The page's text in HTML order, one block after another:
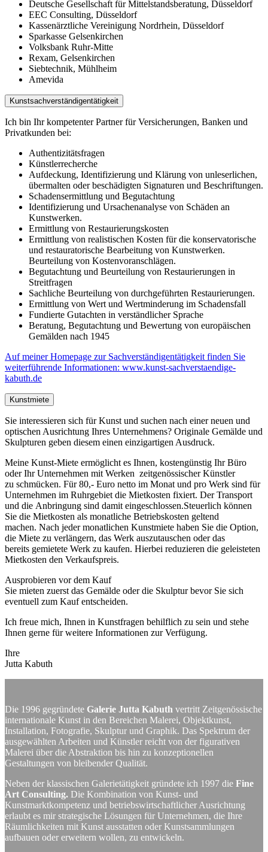
Deutsche Gesellschaft für Mittelstandsberatung, Düsseldorf
EEC Consulting, Düsseldorf
Kassenärztliche Vereinigung Nordrhein, Düsseldorf
Sparkasse Gelsenkirchen
Volksbank Ruhr-Mitte
Rexam, Gelsenkirchen
Siebtechnik, Mühlheim
Amevida
Kunstsachverständigentätigkeit
Ich bin Ihr kompetenter Partner für Versicherungen, Banken und
Privatkunden bei:
Authentizitätsfragen
Künstlerrecherche
Aufdeckung, Identifizierung und Klärung von unleserlichen,
übermalten oder beschädigten Signaturen und Beschriftungen.
Schadensermittlung und Begutachtung
Identifizierung und Ursachenanalyse von Schäden an
Kunstwerken.
Ermittlung von Restaurierungskosten
Ermittlung von realistischen Kosten für die konservatorische
und restauratorische Bearbeitung von Kunstwerken.
Beurteilung von Kostenvoranschlägen.
Begutachtung und Beurteilung von Restaurierungen in
Streitfragen
Sachliche Beurteilung von durchgeführten Restaurierungen.
Ermittlung von Wert und Wertminderung im Schadensfall
Fundierte Gutachten in verständlicher Sprache
Beratung, Begutachtung und Bewertung von europäischen
Gemälden nach 1945
Auf meiner Homepage zur Sachverständigentätigkeit finden Sie
weiterführende Informationen: www.kunst-sachverstaendige-
kabuth.de
Kunstmiete
Sie interessieren sich für Kunst und suchen nach einer neuen und
optischen Ausrichtung Ihres Unternehmens? Originale Gemälde und
Skulpturen geben diesem einen einzigartigen Ausdruck.
Meine Kunst-Miete ermöglicht es Ihnen, kostengünstig Ihr Büro
oder Ihr Unternehmen mit Werken zeitgenössischer Künstler
zu schmücken. Für 80,- Euro netto im Monat und pro Werk sind für
Unternehmen im Ruhrgebiet die Mietkosten fixiert. Der Transport
und die Anbringung sind damit eingeschlossen.Steuerlich können
Sie die Mietkosten als monatliche Betriebskosten geltend
machen. Nach jeder monatlichen Kunstmiete haben Sie die Option,
die Miete zu verlängern, das Werk auszutauschen oder das
bereits gemietete Werk zu kaufen. Hierbei reduzieren die geleisteten
Mietkosten den Verkaufspreis.
Ausprobieren vor dem Kauf
Sie mieten zuerst das Gemälde oder die Skulptur bevor Sie sich
eventuell zum Kauf entscheiden.
Ich freue mich, Ihnen in Kunstfragen behilflich zu sein und stehe
Ihnen gerne für weitere Informationen zur Verfügung.
Ihre
Jutta Kabuth
Die 1996 gegründete Galerie Jutta Kabuth vertritt Zeitgenössische
internationale Kunst in den Bereichen Malerei, Objektkunst,
Installation, Fotografie, Skulptur und Graphik. Das Spektrum der
ausgewählten Arbeiten und Künstler reicht von der figurativen
Malerei über die Abstraktion bis hin zu konzeptionellen
Gestaltungen von bleibender Qualität.
Neben der klassischen Galerietätigkeit gründete ich 1997 die Fine
Art Consulting. Die Kombination von Kunst- und
Kunstmarktkompetenz und betriebswirtschaftlicher Ausrichtung
erlaubt es mir strategische Lösungen für Unternehmen, die Ihre
Räumlichkeiten mit Kunst ausstatten oder Kunstsammlungen
aufbauen oder erweitern wollen, zu entwickeln.